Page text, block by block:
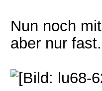
Nun noch
aber nur fast.